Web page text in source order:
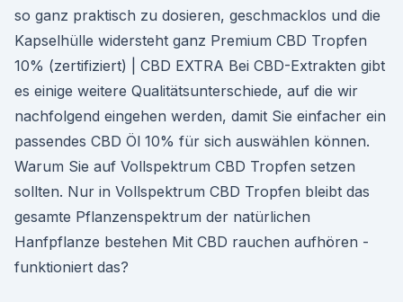
so ganz praktisch zu dosieren, geschmacklos und die
Kapselhülle widersteht ganz Premium CBD Tropfen
10% (zertifiziert) | CBD EXTRA Bei CBD-Extrakten gibt
es einige weitere Qualitätsunterschiede, auf die wir
nachfolgend eingehen werden, damit Sie einfacher ein
passendes CBD Öl 10% für sich auswählen können.
Warum Sie auf Vollspektrum CBD Tropfen setzen
sollten. Nur in Vollspektrum CBD Tropfen bleibt das
gesamte Pflanzenspektrum der natürlichen
Hanfpflanze bestehen Mit CBD rauchen aufhören -
funktioniert das?